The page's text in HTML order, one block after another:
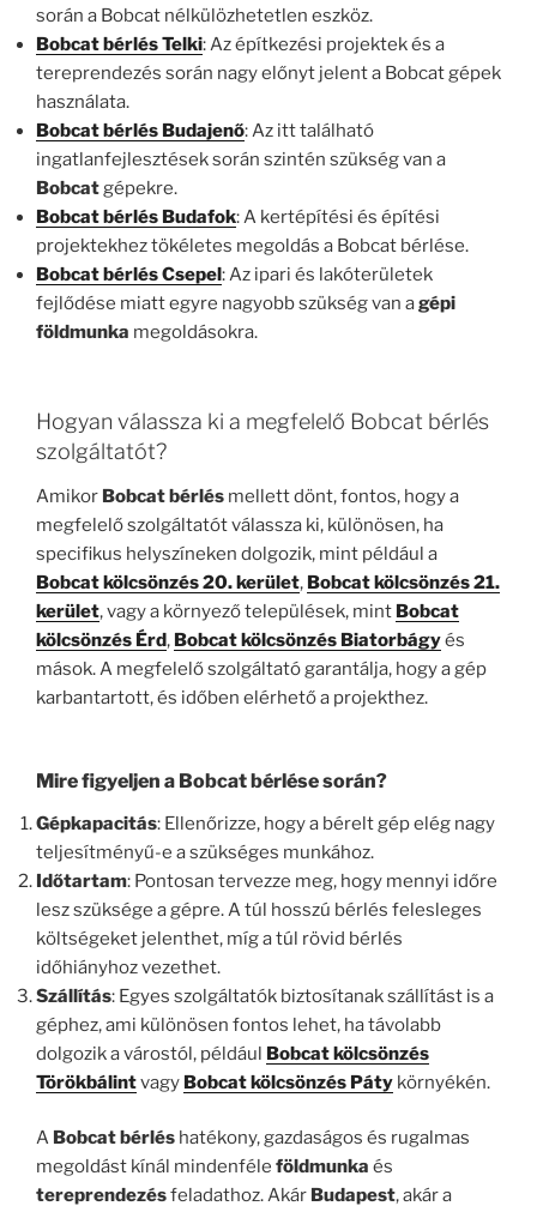
során a Bobcat nélkülözhetetlen eszköz.
Bobcat bérlés Telki: Az építkezési projektek és a
tereprendezés során nagy előnyt jelent a Bobcat gépek
használata.
Bobcat bérlés Budajenő: Az itt található
ingatlanfejlesztések során szintén szükség van a
Bobcatgépekre.
Bobcat bérlés Budafok: A kertépítési és építési
projektekhez tökéletes megoldás a Bobcat bérlése.
Bobcat bérlés Csepel: Az ipari és lakóterületek
fejlődése miatt egyre nagyobb szükség van agépi
földmunka megoldásokra.
Hogyan válassza ki a megfelelő Bobcat bérlés
szolgáltatót?
Amikor Bobcat bérlés mellett dönt, fontos, hogy a
megfelelő szolgáltatót válassza ki, különösen, ha
specifikus helyszíneken dolgozik, mint például a
Bobcat kölcsönzés 20. kerület, Bobcat kölcsönzés 21.
kerület, vagy a környező települések, mint Bobcat
kölcsönzés Érd, Bobcat kölcsönzés Biatorbágyés
mások. A megfelelő szolgáltató garantálja, hogy a gép
karbantartott, és időben elérhető a projekthez.
Mire figyeljen a Bobcat bérlése során?
Gépkapacitás: Ellenőrizze, hogy a bérelt gép elég nagy
teljesítményű-e a szükséges munkához.
Időtartam: Pontosan tervezze meg, hogy mennyi időre
lesz szüksége a gépre. A túl hosszú bérlés felesleges
költségeket jelenthet, míg a túl rövid bérlés
időhiányhoz vezethet.
Szállítás: Egyes szolgáltatók biztosítanak szállítást is a
géphez, ami különösen fontos lehet, ha távolabb
dolgozik a várostól, például Bobcat kölcsönzés
Törökbálintvagy Bobcat kölcsönzés Páty környékén.
A Bobcat bérlés hatékony, gazdaságos és rugalmas
megoldást kínál mindenféle földmunka és
tereprendezésfeladathoz. Akár Budapest, akár a